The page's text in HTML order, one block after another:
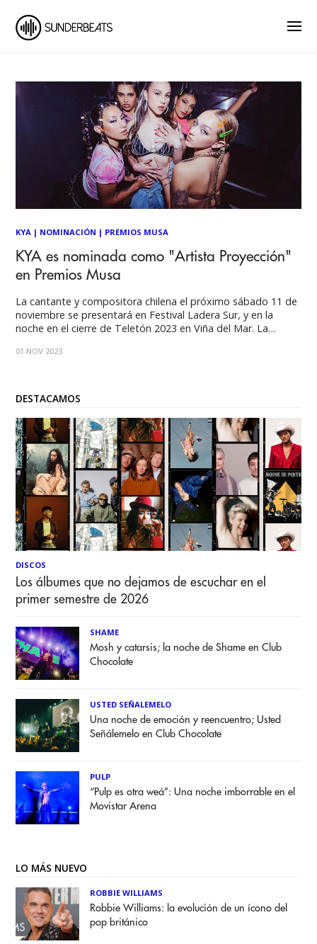
KYA | NOMINACIÓN | PREMIOS MUSA
KYA es nominada como "Artista Proyección"
en Premios Musa
La cantante y compositora chilena el próximo sábado 11 de
noviembre se presentará en Festival Ladera Sur, y en la
noche en el cierre de Teletón 2023 en Viña del Mar. La
año, y ha sido nominada en la categoría "Artista
01 NOV 2023
DESTACAMOS
DISCOS
Los álbumes que no dejamos de escuchar en el
primer semestre de 2026
SHAME
Mosh y catarsis; la noche de Shame en Club
Chocolate
USTED SEÑALEMELO
Una noche de emoción y reencuentro; Usted
Señálemelo en Club Chocolate
PULP
“Pulp es otra weá”: Una noche imborrable en el
Movistar Arena
LO MÁS NUEVO
ROBBIE WILLIAMS
Robbie Williams: la evolución de un ícono del
pop británico